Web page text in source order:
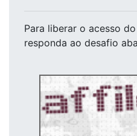
Para liberar o acesso
responda ao desafio